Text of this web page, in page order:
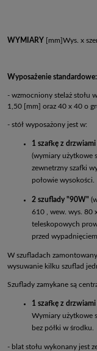
WYMIARY [mm]Wys. x
Wyposażenie standardowe:
- wzmocniony stelaż stołu
1,50 [mm] oraz 40 x 40 o
- stół wyposażony jest w:
1 szafkę z
(wymiary użytkowe
zewnetrzny szafki
połowie wysokości.
2 szuflady "90W"
610 , wew. wys. 80
teleskopowych
przed
W szufladach
wysuwanie kilku szuflad
Szuflady zamykane są
1 szafkę z
Wymiary użytkowe
bez półki w środku.
- blat stołu wykonany jest